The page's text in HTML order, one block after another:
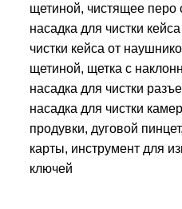
щетиной, чистящее перо
насадка для чистки
чистки кейса от
щетиной, щетка с
насадка для чистки
насадка для чистки
продувки, дуговой
карты, инструмент для
ключей